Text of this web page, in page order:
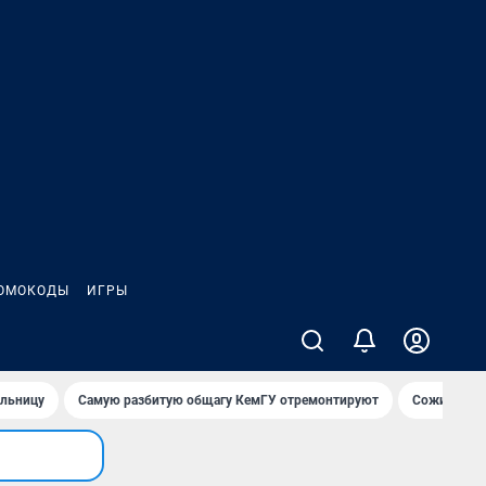
ИГРЫ
Самую разбитую общагу КемГУ отремонтируют